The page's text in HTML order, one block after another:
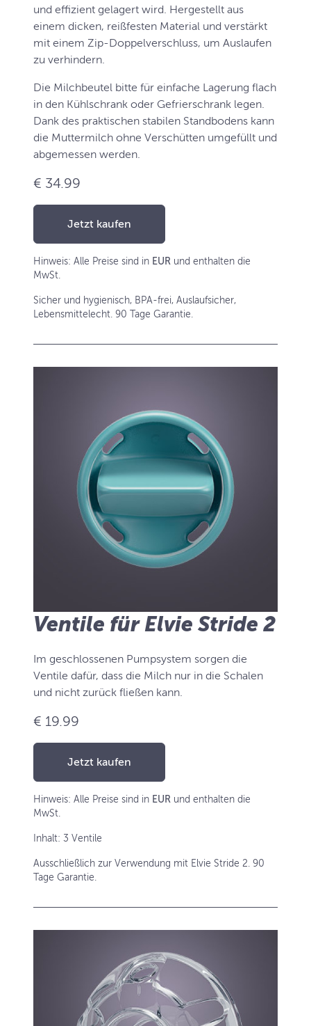
und effizient gelagert wird. Hergestellt aus
einem dicken, reißfesten Material und verstärkt
mit einem Zip-Doppelverschluss, um Auslaufen
zu verhindern.
Die Milchbeutel bitte für einfache Lagerung flach
in den Kühlschrank oder Gefrierschrank legen.
Dank des praktischen stabilen Standbodens kann
die Muttermilch ohne Verschütten umgefüllt und
abgemessen werden.
€ 34.99
Jetzt kaufen
Hinweis: Alle Preise sind in EUR und enthalten die
MwSt.
Sicher und hygienisch, BPA-frei, Auslaufsicher,
Lebensmittelecht. 90 Tage Garantie.
Ventile für Elvie Stride 2
Im geschlossenen Pumpsystem sorgen die
Ventile dafür, dass die Milch nur in die Schalen
und nicht zurück fließen kann.
€ 19.99
Jetzt kaufen
Hinweis: Alle Preise sind in EUR und enthalten die
MwSt.
Inhalt: 3 Ventile
Ausschließlich zur Verwendung mit Elvie Stride 2. 90
Tage Garantie.